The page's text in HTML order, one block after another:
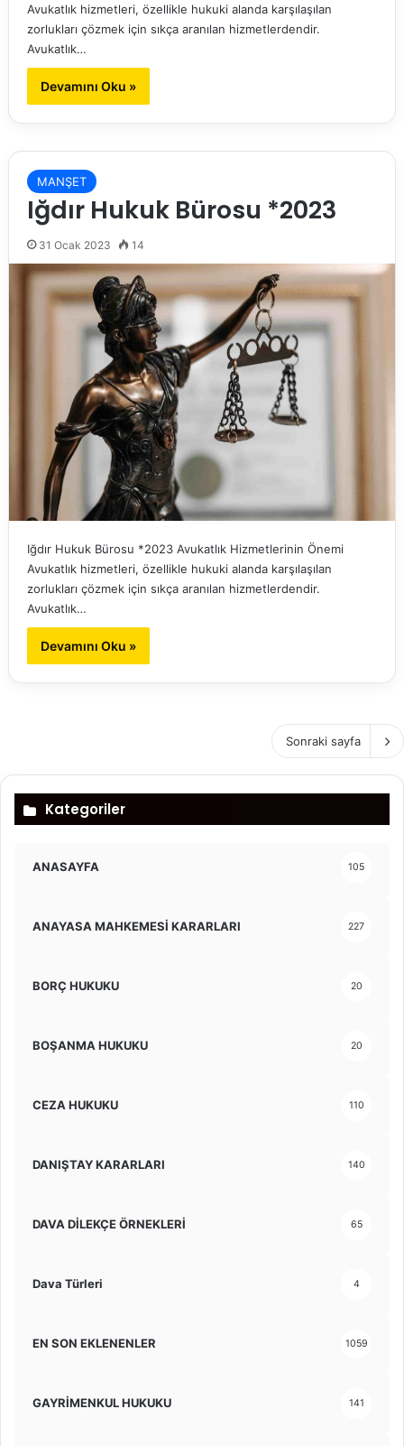
Avukatlık hizmetleri, özellikle hukuki alanda karşılaşılan
zorlukları çözmek için sıkça aranılan hizmetlerdendir.
Avukatlık…
Devamını Oku »
MANŞET
Iğdır Hukuk Bürosu *2023
31 Ocak 2023 14
Iğdır Hukuk Bürosu *2023 Avukatlık Hizmetlerinin Önemi
Avukatlık hizmetleri, özellikle hukuki alanda karşılaşılan
zorlukları çözmek için sıkça aranılan hizmetlerdendir.
Avukatlık…
Devamını Oku »
Sonraki sayfa
Kategoriler
ANASAYFA 105
ANAYASA MAHKEMESİ KARARLARI 227
BORÇ HUKUKU 20
BOŞANMA HUKUKU 20
CEZA HUKUKU 110
DANIŞTAY KARARLARI 140
DAVA DİLEKÇE ÖRNEKLERİ 65
Dava Türleri 4
EN SON EKLENENLER 1059
GAYRİMENKUL HUKUKU 141